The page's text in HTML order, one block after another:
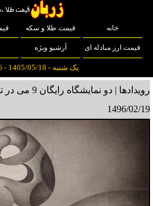
خانه قیمت طلا و سکه
قیمت ارز مبادله ای آرشیو ویژه
یک شنبه - 1405/05/18 - Aug 09 2026
رویدادها | دو نمایشگاه رایگان 9 می در تورنتو
1496/02/19